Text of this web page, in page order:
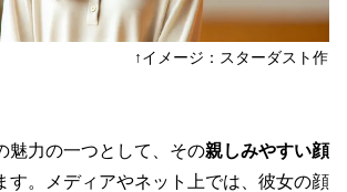
↑イメージ：スターダスト作
魅力の一つとして、その親しみやすい顔
す。メディアやネット上では、彼女の顔